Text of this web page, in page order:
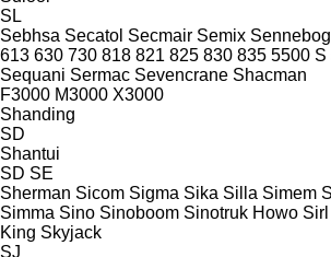
SL
Sebhsa Secatol Secmair Semix
613 630 730 818 821 825 830 835 5500 S
Sequani Sermac Sevencrane Shacman
F3000 M3000 X3000
Shanding
SD
Shantui
SD SE
Sherman Sicom Sigma Sika Silla Simem
Simma Sino Sinoboom Sinotruk Howo Sirl
King Skyjack
SJ